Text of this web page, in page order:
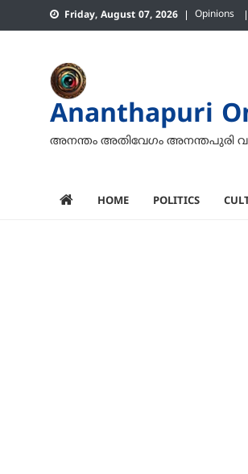
to
Friday, August 07, 2026 Opinions
Ananthapuri
അനന്തം അതിവേഗം അനന്തപുരി
HOME POLITICS